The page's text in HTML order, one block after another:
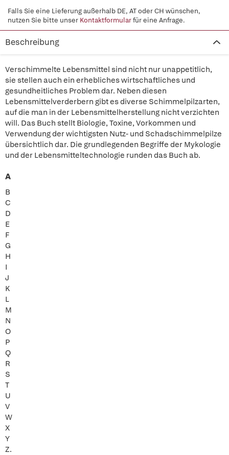
Falls Sie eine Lieferung außerhalb DE, AT oder CH wünschen,
nutzen Sie bitte unser Kontaktformularfür eine Anfrage.
Beschreibung
Verschimmelte Lebensmittel sind nicht nur unappetitlich,
sie stellen auch ein erhebliches wirtschaftliches und
gesundheitliches Problem dar. Neben diesen
Lebensmittelverderbern gibt es diverse Schimmelpilzarten,
auf die man in der Lebensmittelherstellung nicht verzichten
will. Das Buch stellt Biologie, Toxine, Vorkommen und
Verwendung der wichtigsten Nutz- und Schadschimmelpilze
übersichtlich dar. Die grundlegenden Begriffe der Mykologie
und der Lebensmitteltechnologie runden das Buch ab.
A
B
C
D
E
F
G
H
I
J
K
L
M
N
O
P
Q
R
S
T
U
V
W
X
Y
Z.